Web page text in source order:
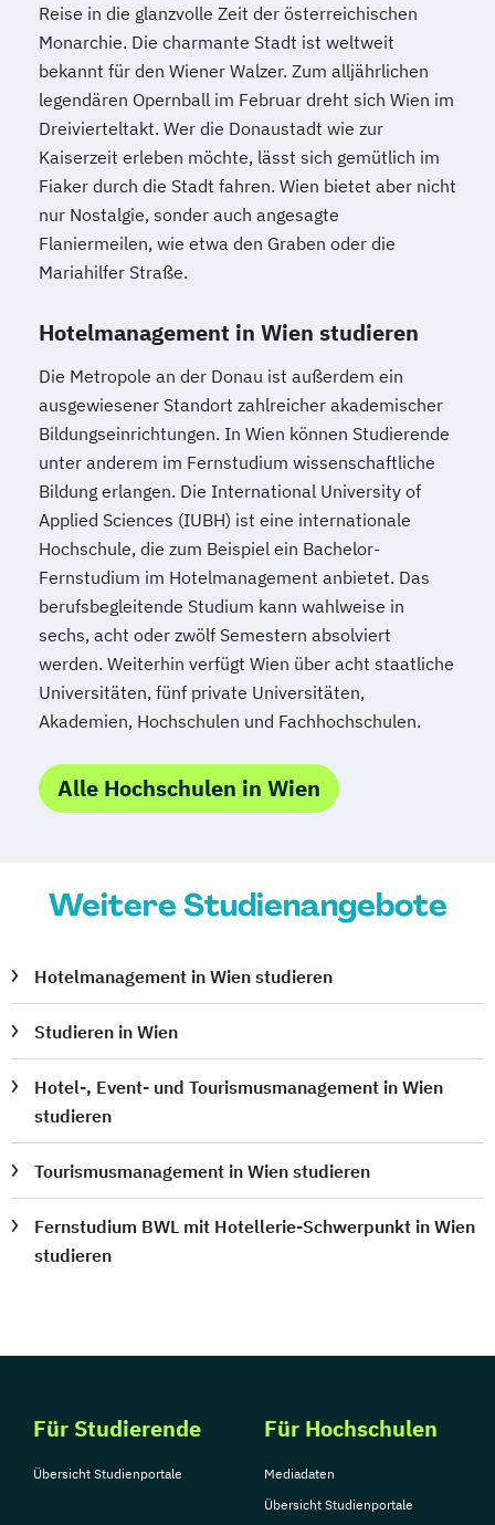
Reise in die glanzvolle Zeit der österreichischen
Monarchie. Die charmante Stadt ist weltweit
bekannt für den Wiener Walzer. Zum alljährlichen
legendären Opernball im Februar dreht sich Wien im
Dreivierteltakt. Wer die Donaustadt wie zur
Kaiserzeit erleben möchte, lässt sich gemütlich im
Fiaker durch die Stadt fahren. Wien bietet aber nicht
nur Nostalgie, sonder auch angesagte
Flaniermeilen, wie etwa den Graben oder die
Mariahilfer Straße.
Hotelmanagement in Wien studieren
Die Metropole an der Donau ist außerdem ein
ausgewiesener Standort zahlreicher akademischer
Bildungseinrichtungen. In Wien können Studierende
unter anderem im Fernstudium wissenschaftliche
Bildung erlangen. Die International University of
Applied Sciences (IUBH) ist eine internationale
Hochschule, die zum Beispiel ein Bachelor-
Fernstudium im Hotelmanagement anbietet. Das
berufsbegleitende Studium kann wahlweise in
sechs, acht oder zwölf Semestern absolviert
werden. Weiterhin verfügt Wien über acht staatliche
Universitäten, fünf private Universitäten,
Akademien, Hochschulen und Fachhochschulen.
Alle Hochschulen in Wien
Weitere Studienangebote
Hotelmanagement in Wien studieren
Studieren in Wien
Hotel-, Event- und Tourismusmanagement in Wien
studieren
Tourismusmanagement in Wien studieren
Fernstudium BWL mit Hotellerie-Schwerpunkt in Wien
studieren
Für Studierende
Übersicht Studienportale
Für Hochschulen
Mediadaten
Übersicht Studienportale